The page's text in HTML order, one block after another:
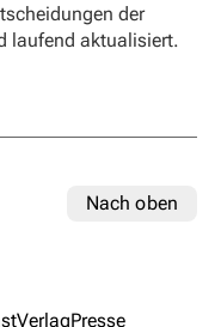
der
laufend aktualisiert.
Nach oben
VerlagPresse